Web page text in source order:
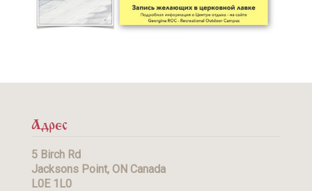
Адрес
5 Birch Rd
Jacksons Point, ON Canada
L0E 1L0